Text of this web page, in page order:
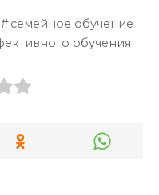
семейное обучение
обучения